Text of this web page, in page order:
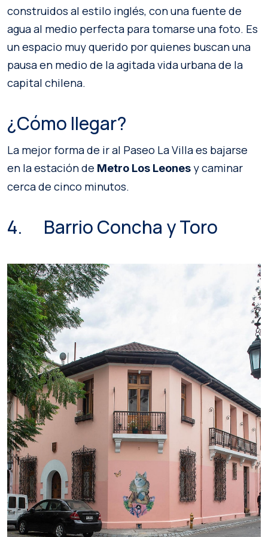
construidos al estilo inglés, con una fuente de
agua al medio perfecta para tomarse una foto. Es
un espacio muy querido por quienes buscan una
pausa en medio de la agitada vida urbana de la
capital chilena.
¿Cómo llegar?
La mejor forma de ir al Paseo La Villa es bajarse
en la estación de Metro Los Leones y caminar
cerca de cinco minutos.
4. Barrio Concha y Toro